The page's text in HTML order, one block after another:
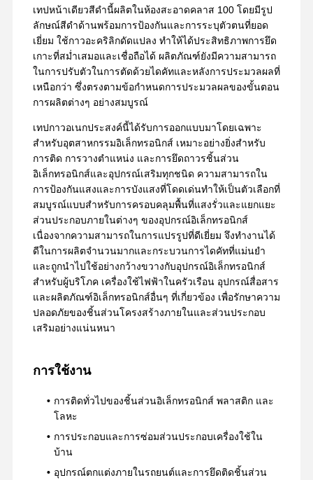
เทปหน้าเดียวสีดำนี้ผลิตในห้องสะอาดคลาส 100 โดยมีรูป
ลักษณ์สีดำด้านพร้อมการป้องกันและการระบุตัวตนที่ยอด
เยี่ยม ใช้กาวอะคริลิกดัดแปลง ทำให้ได้ประสิทธิภาพการยึด
เกาะที่สม่ำเสมอและเชื่อถือได้ ผลิตภัณฑ์ยังมีความสามารถ
ในการปรับตัวในการตัดด้วยไดคัทและหลังการประมวลผลที่
เหนือกว่า ซึ่งตรงตามข้อกำหนดการประมวลผลของขั้นตอน
การผลิตต่างๆ อย่างสมบูรณ์
เทปกาวอเนกประสงค์นี้ได้รับการออกแบบมาโดยเฉพาะ
สำหรับอุตสาหกรรมอิเล็กทรอนิกส์ เหมาะอย่างยิ่งสำหรับ
การติด การวางตำแหน่ง และการยึดถาวรชิ้นส่วน
อิเล็กทรอนิกส์และอุปกรณ์เสริมทุกชนิด ความสามารถใน
การป้องกันแสงและการบังแสงที่โดดเด่นทำให้เป็นตัวเลือกที่
สมบูรณ์แบบสำหรับการครอบคลุมพื้นที่แสงรั่วและแยกแยะ
ส่วนประกอบภายในต่างๆ ของอุปกรณ์อิเล็กทรอนิกส์
เนื่องจากความสามารถในการแปรรูปที่ดีเยี่ยม จึงทำงานได้
ดีในการผลิตจำนวนมากและกระบวนการไดคัทที่แม่นยำ
และถูกนำไปใช้อย่างกว้างขวางกับอุปกรณ์อิเล็กทรอนิกส์
สำหรับผู้บริโภค เครื่องใช้ไฟฟ้าในครัวเรือน อุปกรณ์สื่อสาร
และผลิตภัณฑ์อิเล็กทรอนิกส์อื่นๆ ที่เกี่ยวข้อง เพื่อรักษาความ
ปลอดภัยของชิ้นส่วนโครงสร้างภายในและส่วนประกอบ
เสริมอย่างแน่นหนา
การใช้งาน
การติดทั่วไปของชิ้นส่วนอิเล็กทรอนิกส์ พลาสติก และ
โลหะ
การประกอบและการซ่อมส่วนประกอบเครื่องใช้ใน
บ้าน
อุปกรณ์ตกแต่งภายในรถยนต์และการยึดติดชิ้นส่วน